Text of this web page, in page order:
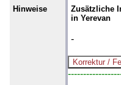
Hinweise
Zusätzliche
in Yerevan
-